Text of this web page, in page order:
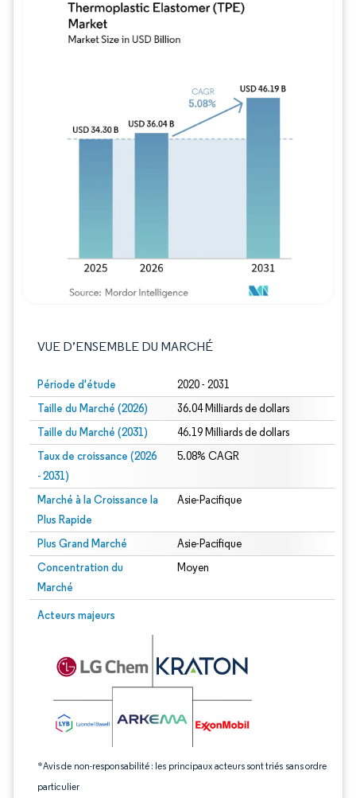
VUE D’ENSEMBLE DU MARCHÉ
Période d'étude 2020 - 2031
Taille du Marché (2026) 36.04 Milliards de dollars
Taille du Marché (2031) 46.19 Milliards de dollars
Taux de croissance (2026
- 2031)
5.08% CAGR
Marché à la Croissance la
Plus Rapide
Asie-Pacifique
Plus Grand Marché Asie-Pacifique
Concentration du
Marché
Moyen
Acteurs majeurs
*Avis de non-responsabilité : les principaux acteurs sont triés sans ordre
particulier
Image © Mordor Intelligence. La réutilisation nécessite une attribution sous CC